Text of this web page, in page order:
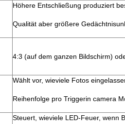
Höhere Entschließung produziert
Qualität aber größere
4:3 (auf dem ganzen Bildschirm)
Wählt vor, wieviele Fotos
Reihenfolge pro Triggerin camera
Steuert, wieviele LED-Feuer, wenn